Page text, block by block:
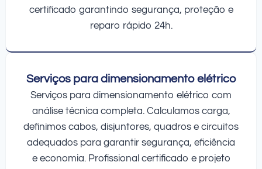
certificado garantindo segurança, proteção e
reparo rápido 24h.
Serviços para dimensionamento elétrico
Serviços para dimensionamento elétrico com
análise técnica completa. Calculamos carga,
definimos cabos, disjuntores, quadros e circuitos
adequados para garantir segurança, eficiência
e economia. Profissional certificado e projeto